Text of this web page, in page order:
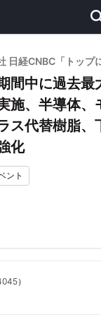
日経CNBC「トップ
間中に過去最
施、半導体、
代替樹脂、
化
ント
）